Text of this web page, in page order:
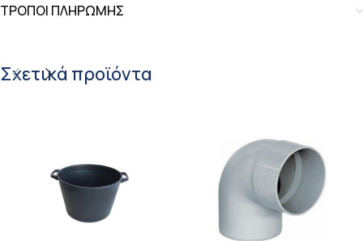
ΤΡΟΠΟΙ ΠΛΗΡΩΜΗΣ
Σχετικά προϊόντα